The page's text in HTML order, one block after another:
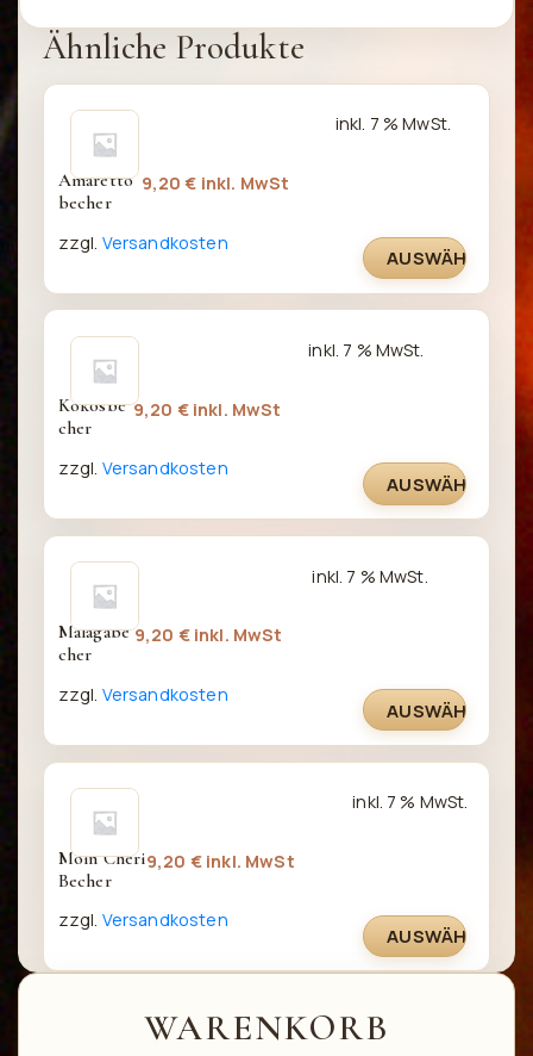
Ähnliche Produkte
Amaretto
becher
9,20€ inkl. MwSt
inkl. 7 % MwSt.
zzgl. Versandkosten
AUSWÄHLEN
Kokosbe
cher
9,20 € inkl. MwSt
inkl. 7 % MwSt.
zzgl. Versandkosten
AUSWÄHLEN
Malagabe
cher
9,20 € inkl. MwSt
inkl. 7 % MwSt.
zzgl. Versandkosten
AUSWÄHLEN
Moin Chéri
Becher
9,20 € inkl. MwSt
inkl. 7 % MwSt.
zzgl. Versandkosten
AUSWÄHLEN
WARENKORB